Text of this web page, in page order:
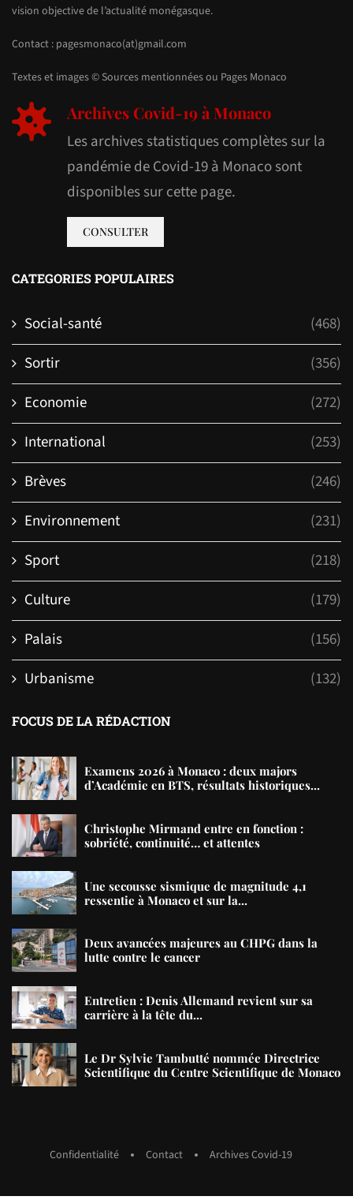
vision objective de l’actualité monégasque.
Contact : pagesmonaco(at)gmail.com
Textes et images © Sources mentionnées ou Pages Monaco
Archives Covid-19 à Monaco
Les archives statistiques complètes sur la
pandémie de Covid-19 à Monaco sont
disponibles sur cette page.
CONSULTER
CATEGORIES POPULAIRES
Social-santé
(468)
Sortir
(356)
Economie
(272)
International
(253)
Brèves
(246)
Environnement
(231)
Sport
(218)
Culture
(179)
Palais
(156)
Urbanisme
(132)
FOCUS DE LA RÉDACTION
Examens 2026 à Monaco : deux majors
d’Académie en BTS, résultats historiques...
Christophe Mirmand entre en fonction :
sobriété, continuité… et attentes
Une secousse sismique de magnitude 4,1
ressentie à Monaco et sur la...
Deux avancées majeures au CHPG dans la
lutte contre le cancer
Entretien : Denis Allemand revient sur sa
carrière à la tête du...
Le Dr Sylvie Tambutté nommée Directrice
Scientifique du Centre Scientifique de Monaco
Confidentialité Contact Archives Covid-19